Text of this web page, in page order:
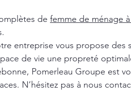
de femme de ménage
entreprise vous propose des
de vie une propreté
Pomerleau Groupe est
N’hésitez pas à nous